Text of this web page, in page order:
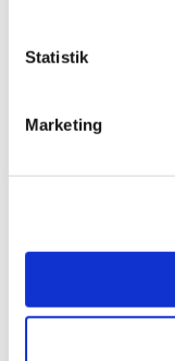
Statistik
Marketing
juni (8)
april (2)
februar (6)